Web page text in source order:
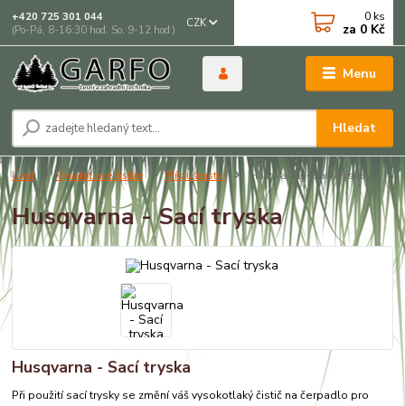
Menu
CZK
Hledat
+420 725 301 044
(Po-Pá, 8-16:30 hod. So, 9-12 hod.)
0 ks
za 0 Kč
Úvod Vysokotlaké čističe Příslušenství Husqvarna - Sací tryska
Husqvarna - Sací tryska
Husqvarna - Sací tryska
Při použití sací trysky se změní váš vysokotlaký čistič na čerpadlo pro